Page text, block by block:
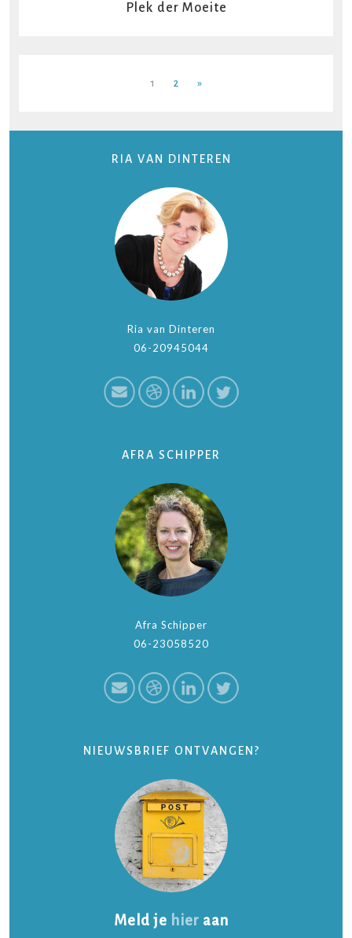
Plek der Moeite
1 2 »
RIA VAN DINTEREN
Ria van Dinteren
06-20945044
AFRA SCHIPPER
Afra Schipper
06-23058520
NIEUWSBRIEF ONTVANGEN?
Meld je hier aan